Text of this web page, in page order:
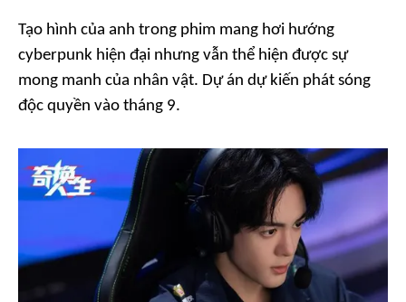
Tạo hình của anh trong phim mang hơi hướng
cyberpunk hiện đại nhưng vẫn thể hiện được sự
mong manh của nhân vật. Dự án dự kiến phát sóng
độc quyền vào tháng 9.